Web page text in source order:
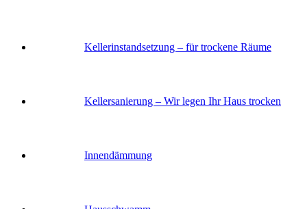
Keller­instandsetzung – für trockene Räume
Keller­sanierung – Wir legen Ihr Haus trocken
Innendämmung